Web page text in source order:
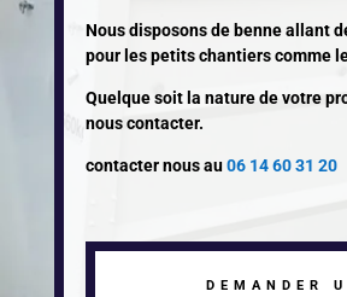
Nous disposons de benne allant
pour les petits chantiers comme
Quelque soit la nature de votre
nous contacter.
contacter nous au06 14 60 31 20
DEMANDER